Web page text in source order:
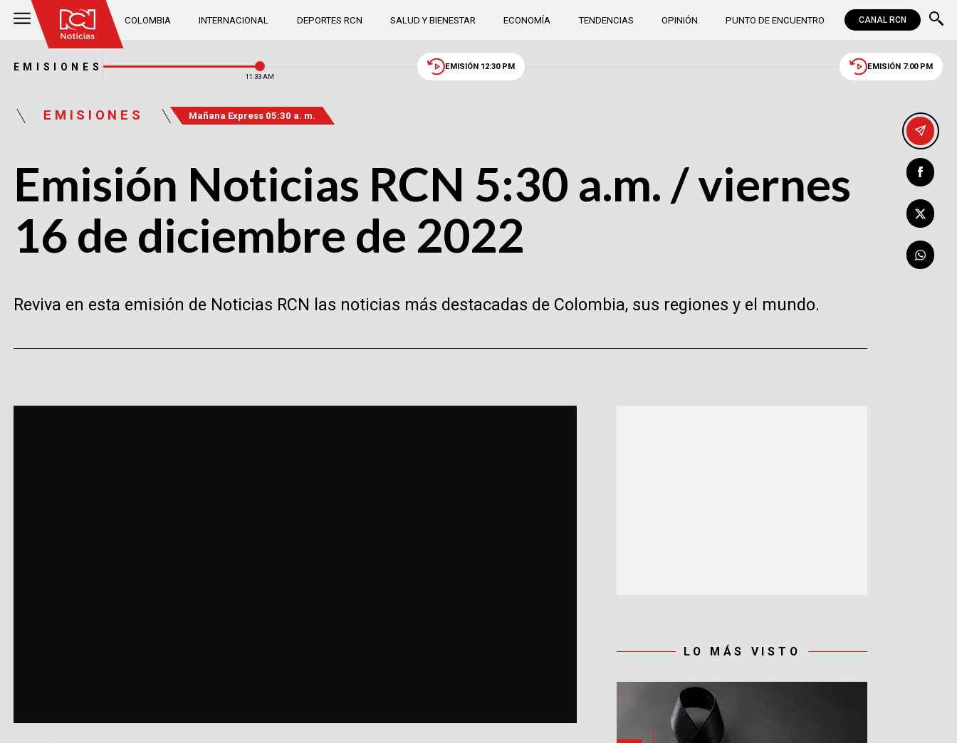
COLOMBIA INTERNACIONAL DEPORTES RCN SALUD Y BIENESTAR ECONOMÍA TENDENCIAS OPINIÓN PUNTO DE ENCUENTRO CANAL RCN
EMISIONES
11:33 AM
EMISIÓN 12:30 PM EMISIÓN 7:00 PM
EMISIONES Mañana Express 05:30 a. m.
Emisión Noticias RCN 5:30 a.m. / viernes
16 de diciembre de 2022
Reviva en esta emisión de Noticias RCN las noticias más destacadas de Colombia, sus regiones y el mundo.
LO MÁS VISTO